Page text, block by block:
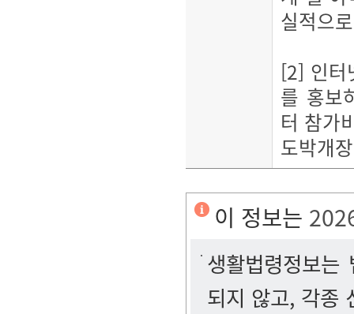
실적으
[2] 인터
를 홍보
터 참가
도박개
이 정보는
생활법령정보
되지 않고, 각종